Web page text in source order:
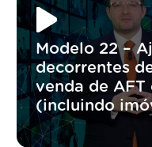
Modelo 22 –
decorrentes
venda de
(incluindo